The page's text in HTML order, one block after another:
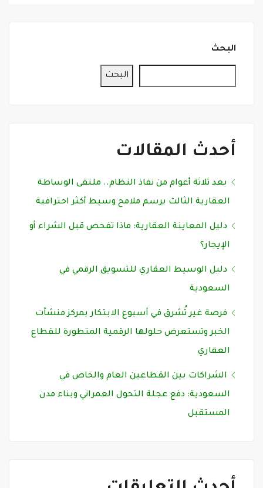
البحث
البحث
أحدث المقالات
بعد ثلاثة أعوام من نفاذ النظام.. ملتقى الوساطة
العقارية الثالث يرسم ملامح وسيط أكثر احترافية
دليل المعاينة العقارية: ماذا تفحص قبل الشراء أو
الإيجار؟
دليل الوسيط العقاري للتسويق الرقمي في
السعودية
فرصة غير تُشرق في أسبوع الابتكار بمركز منشآت
الخبر وتستعرض حلولها الرقمية المتطورة للقطاع
العقاري
الشراكات بين القطاعين العام والخاص في
السعودية: دفع عجلة التحول العمراني وبناء مدن
المستقبل